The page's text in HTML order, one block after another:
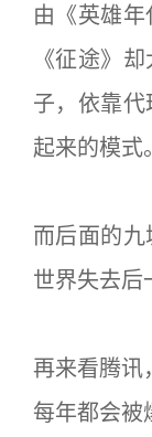
由《英雄
《征途》
子，依靠
起来的模式。
而后面的
世界失去后
再来看腾讯
每年都会被